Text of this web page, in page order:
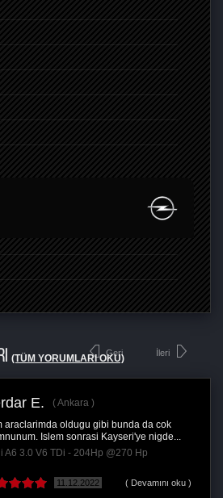
(TÜM YORUMLARI OKU)
Geri
cok
oku )
Aracım
yakıt olsun
İleri